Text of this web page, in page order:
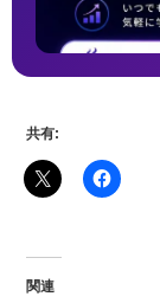
共有:
関連